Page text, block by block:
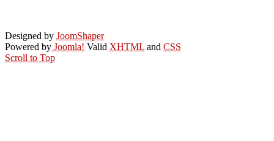
Designed by JoomShaper
Powered by Joomla! Valid XHTML and CSS
Scroll to Top